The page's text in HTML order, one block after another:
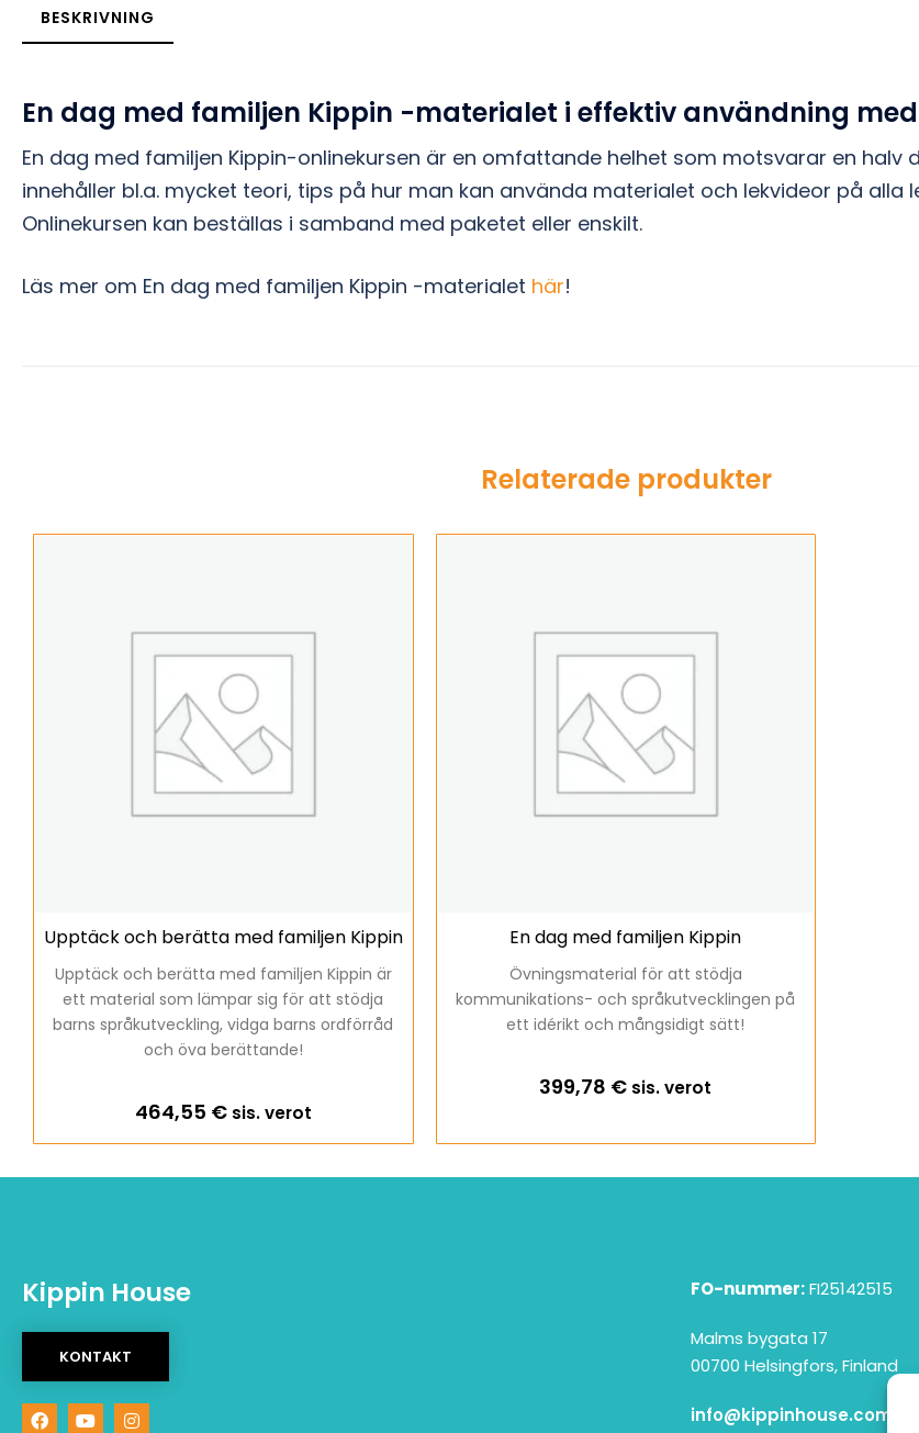
BESKRIVNING
En dag med familjen Kippin -materialet i effektiv användning
En dag med familjen Kippin-onlinekursen är en omfattande helhet som motsvarar en halv
innehåller bl.a. mycket teori, tips på hur man kan använda materialet och lekvideor på alla
Onlinekursen kan beställas i samband med paketet eller enskilt.
Läs mer om En dag med familjen Kippin -materialet här!
Relaterade produkter
Upptäck och berätta med familjen Kippin
Upptäck och berätta med familjen Kippin är
ett material som lämpar sig för att stödja
barns språkutveckling, vidga barns ordförråd
och öva berättande!
464,55 €sis. verot
En dag med familjen Kippin
Övningsmaterial för att stödja
kommunikations- och språkutvecklingen på
ett idérikt och mångsidigt sätt!
399,78 € sis. verot
Kippin House
KONTAKT
FO-nummer:FI25142515
Malms bygata 17
00700 Helsingfors, Finland
info@kippinhouse.com